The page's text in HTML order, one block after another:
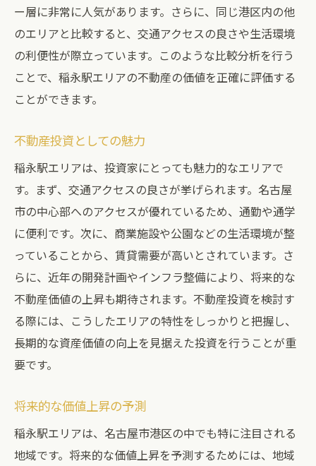
ー層に非常に人気があります。さらに、同じ港区内の他
のエリアと比較すると、交通アクセスの良さや生活環境
の利便性が際立っています。このような比較分析を行う
ことで、稲永駅エリアの不動産の価値を正確に評価する
ことができます。
不動産投資としての魅力
稲永駅エリアは、投資家にとっても魅力的なエリアで
す。まず、交通アクセスの良さが挙げられます。名古屋
市の中心部へのアクセスが優れているため、通勤や通学
に便利です。次に、商業施設や公園などの生活環境が整
っていることから、賃貸需要が高いとされています。さ
らに、近年の開発計画やインフラ整備により、将来的な
不動産価値の上昇も期待されます。不動産投資を検討す
る際には、こうしたエリアの特性をしっかりと把握し、
長期的な資産価値の向上を見据えた投資を行うことが重
要です。
将来的な価値上昇の予測
稲永駅エリアは、名古屋市港区の中でも特に注目される
地域です。将来的な価値上昇を予測するためには、地域